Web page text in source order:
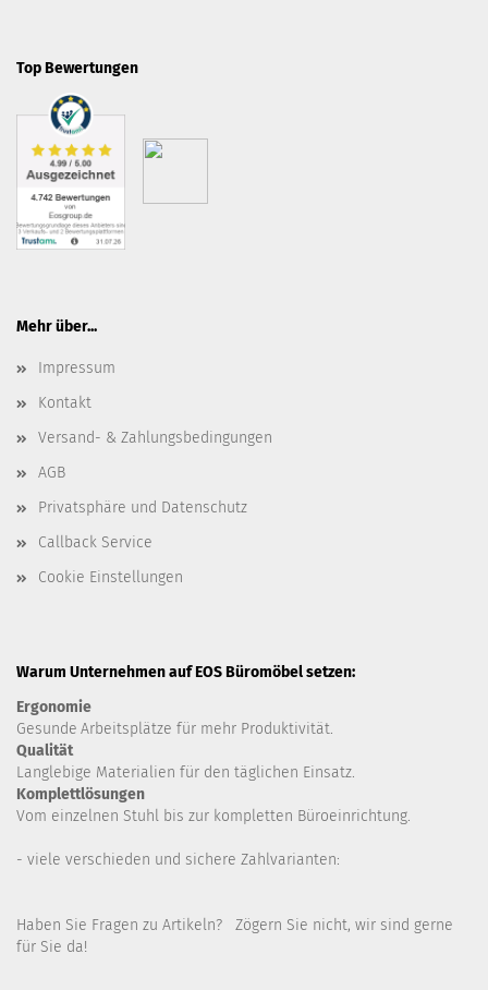
Top Bewertungen
Mehr über...
Impressum
Kontakt
Versand- & Zahlungsbedingungen
AGB
Privatsphäre und Datenschutz
Callback Service
Cookie Einstellungen
Warum Unternehmen auf EOS Büromöbel setzen:
Ergonomie
Gesunde Arbeitsplätze für mehr Produktivität.
Qualität
Langlebige Materialien für den täglichen Einsatz.
Komplettlösungen
Vom einzelnen Stuhl bis zur kompletten Büroeinrichtung.
- viele verschieden und sichere Zahlvarianten:
Haben Sie Fragen zu Artikeln? Zögern Sie nicht, wir sind gerne
für Sie da!